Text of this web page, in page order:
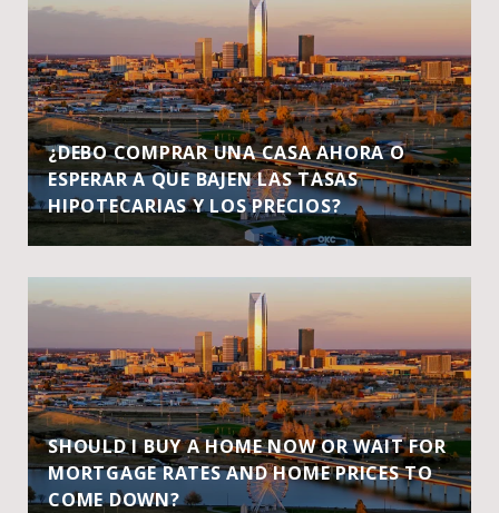
¿DEBO COMPRAR UNA CASA AHORA O
ESPERAR A QUE BAJEN LAS TASAS
HIPOTECARIAS Y LOS PRECIOS?
SHOULD I BUY A HOME NOW OR WAIT FOR
MORTGAGE RATES AND HOME PRICES TO
COME DOWN?